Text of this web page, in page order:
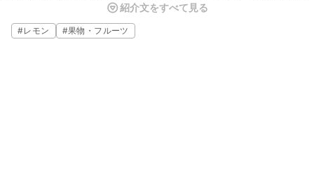
ます。普段と違う煮びたしを食べたい時におすすめです。簡単に作れ
ますのでぜひお試しください。
紹介文をすべて見る
#レモン #果物・フルーツ